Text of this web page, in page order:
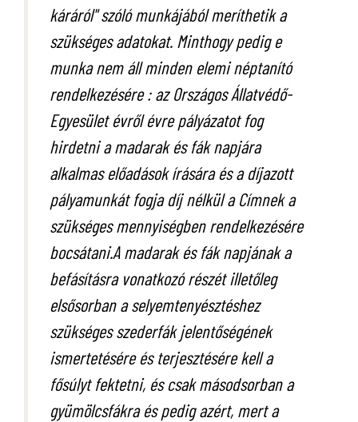
káráról" szóló munkájából meríthetik a
szükséges adatokat. Minthogy pedig e
munka nem áll minden elemi néptanító
rendelkezésére : az Országos Állatvédő-
Egyesület évről évre pályázatot fog
hirdetni a madarak és fák napjára
alkalmas előadások írására és a díjazott
pályamunkát fogja díj nélkül a Címnek a
szükséges mennyiségben rendelkezésére
bocsátani.A madarak és fák napjának a
befásításra vonatkozó részét illetőleg
elsősorban a selyemtenyésztéshez
szükséges szederfák jelentőségének
ismertetésére és terjesztésére kell a
fősúlyt fektetni, és csak másodsorban a
gyümölcsfákra és pedig azért, mert a